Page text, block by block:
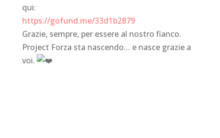
qui:
https://gofund.me/33d1b2879
Grazie, sempre, per essere al nostro fianco.
Project Forza sta nascendo… e nasce grazie a
voi.